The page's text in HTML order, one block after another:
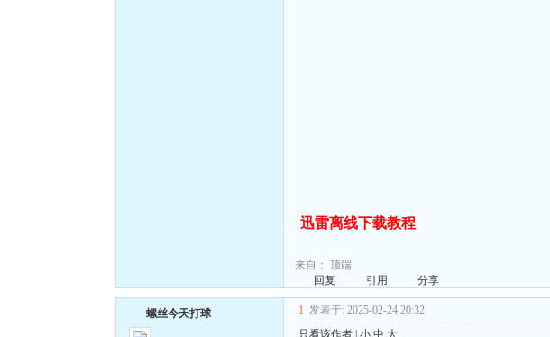
迅雷离线下载教程
来自： 顶端
回复
引用 分享
螺丝今天打球 1 发表于: 2025-02-24 20:32
只看该作者|小 中 大